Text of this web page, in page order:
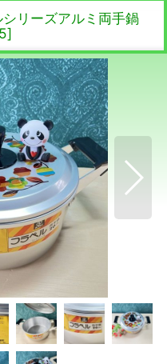
リーズアルミ両手鍋
]